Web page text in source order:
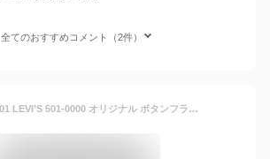
全てのおすすめコメント（2件）
リーバイス 501 LEVI’S 501-0000 オリジナル ボタンフライ ストレート ジーンズ リジッド ｜ メンズ ジーパン デニムパンツ レギュラーサイズ 大きいサイズ 選べるレングス30-40 ボトムス 生デニム 未洗い USAライン LEVIS RIGID レッドタブ